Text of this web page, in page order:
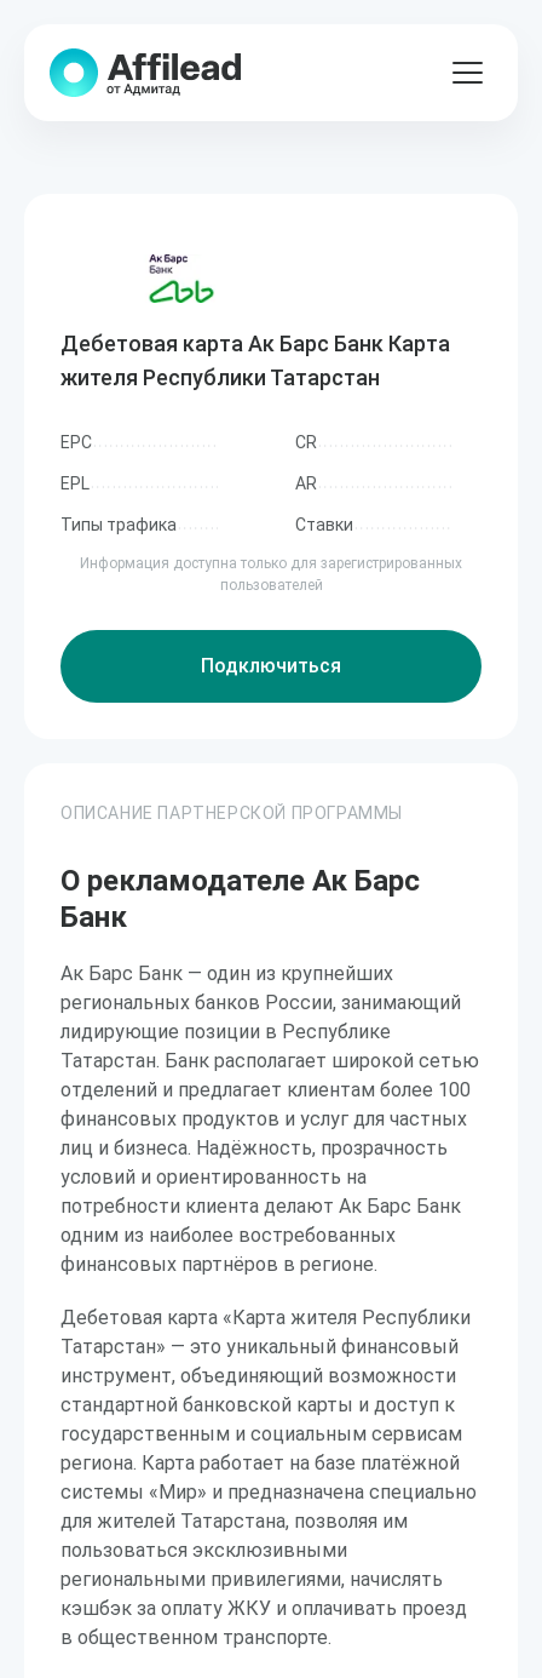
Дебетовая карта Ак Барс Банк Карта
жителя Республики Татарстан
EPC CR
EPL AR
Типы трафика Ставки
Информация доступна только для зарегистрированных
пользователей
Подключиться
ОПИСАНИЕ ПАРТНЕРСКОЙ ПРОГРАММЫ
О рекламодателе Ак Барс
Банк
Ак Барс Банк — один из крупнейших
региональных банков России, занимающий
лидирующие позиции в Республике
Татарстан. Банк располагает широкой сетью
отделений и предлагает клиентам более 100
финансовых продуктов и услуг для частных
лиц и бизнеса. Надёжность, прозрачность
условий и ориентированность на
потребности клиента делают Ак Барс Банк
одним из наиболее востребованных
финансовых партнёров в регионе.
Дебетовая карта «Карта жителя Республики
Татарстан» — это уникальный финансовый
инструмент, объединяющий возможности
стандартной банковской карты и доступ к
государственным и социальным сервисам
региона. Карта работает на базе платёжной
системы «Мир» и предназначена специально
для жителей Татарстана, позволяя им
пользоваться эксклюзивными
региональными привилегиями, начислять
кэшбэк за оплату ЖКУ и оплачивать проезд
в общественном транспорте.